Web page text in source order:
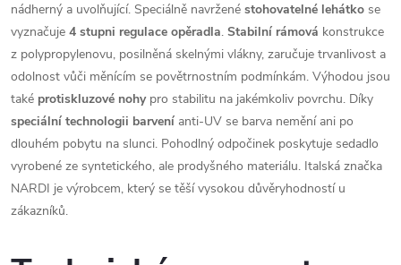
nádherný a uvolňující. Speciálně navržené stohovatelné lehátko se
vyznačuje 4 stupni regulace opěradla. Stabilní rámová konstrukce
z polypropylenovu, posilněná skelnými vlákny, zaručuje trvanlivost a
odolnost vůči měnícím se povětrnostním podmínkám. Výhodou jsou
také protiskluzové nohypro stabilitu na jakémkoliv povrchu. Díky
speciální technologii barvení anti-UV se barva nemění ani po
dlouhém pobytu na slunci. Pohodlný odpočinek poskytuje sedadlo
vyrobené ze syntetického, ale prodyšného materiálu. Italská značka
NARDI je výrobcem, který se těší vysokou důvěryhodností u
zákazníků.